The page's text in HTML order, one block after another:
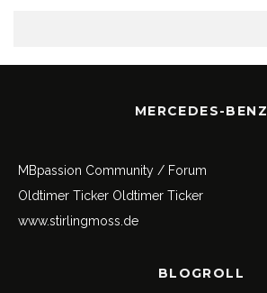
MERCEDES-BENZ
MBpassion Community / Forum
Oldtimer Ticker Oldtimer Ticker
www.stirlingmoss.de
BLOGROLL